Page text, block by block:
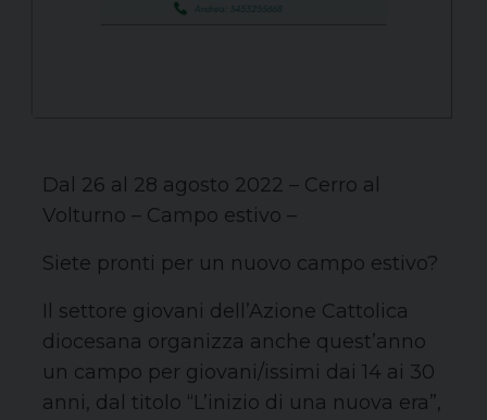
Dal 26 al 28 agosto 2022 – Cerro al
Volturno – Campo estivo –
Siete pronti per un nuovo campo estivo?
Il settore giovani dell’Azione Cattolica
diocesana organizza anche quest’anno
un campo per giovani/issimi dai 14 ai 30
anni, dal titolo “L’inizio di una nuova era”,